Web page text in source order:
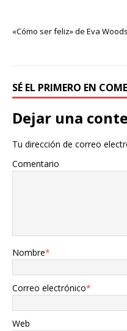
k
i
«Cómo ser feliz» de Eva Woods
SÉ EL PRIMERO EN
Dejar una
Tu dirección de correo
Comentario
Nombre*
Correo electrónico*
Web